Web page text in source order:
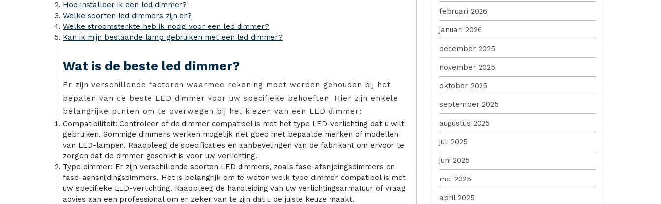
Hoe installeer ik een led dimmer?
Welke soorten led dimmers zijn er?
Welke stroomsterkte heb ik nodig voor een led dimmer?
Kan ik mijn bestaande lamp gebruiken met een led dimmer?
Wat is de beste led dimmer?
Er zijn verschillende factoren waarmee rekening moet worden gehouden bij het
bepalen van de beste LED dimmer voor uw specifieke behoeften. Hier zijn enkele
belangrijke punten om te overwegen bij het kiezen van een LED dimmer:
Compatibiliteit: Controleer of de dimmer compatibel is met het type LED-verlichting dat u wilt
gebruiken. Sommige dimmers werken mogelijk niet goed met bepaalde merken of modellen
van LED-lampen. Raadpleeg de specificaties en aanbevelingen van de fabrikant om ervoor te
zorgen dat de dimmer geschikt is voor uw verlichting.
Type dimmer: Er zijn verschillende soorten LED dimmers, zoals fase-afsnijdingsdimmers en
fase-aansnijdingsdimmers. Het is belangrijk om te weten welk type dimmer compatibel is met
uw specifieke LED-verlichting. Raadpleeg de handleiding van uw verlichtingsarmatuur of vraag
advies aan een professional om er zeker van te zijn dat u de juiste keuze maakt.
februari 2026
januari 2026
december 2025
november 2025
oktober 2025
september 2025
augustus 2025
juli 2025
juni 2025
mei 2025
april 2025